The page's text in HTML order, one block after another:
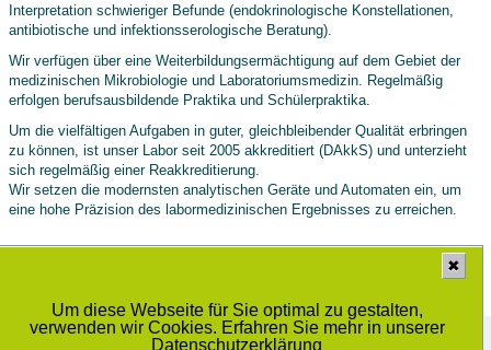
Um diese Webseite für Sie optimal zu gestalten,
verwenden wir Cookies. Erfahren Sie mehr in unserer
Datenschutzerklärung
✖
Interpretation schwieriger Befunde (endokrinologische Konstellationen,
antibiotische und infektionsserologische Beratung).
Wir verfügen über eine Weiterbildungsermächtigung auf dem Gebiet der
medizinischen Mikrobiologie und Laboratoriumsmedizin. Regelmäßig
erfolgen berufsausbildende Praktika und Schülerpraktika.
Um die vielfältigen Aufgaben in guter, gleichbleibender Qualität erbringen
zu können, ist unser Labor seit 2005 akkreditiert (DAkkS) und unterzieht
sich regelmäßig einer Reakkreditierung.
Wir setzen die modernsten analytischen Geräte und Automaten ein, um
eine hohe Präzision des labormedizinischen Ergebnisses zu erreichen.
Medizinisches Labor Prof. Dr. Schenk / Dr. Ansorge und Kollegen GbR
Schwiesaustrasse 11, 39124 Magdeburg